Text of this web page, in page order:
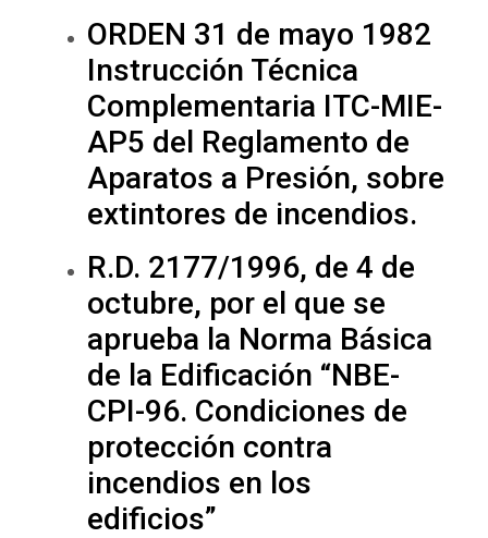
ORDEN 31 de mayo 1982
Instrucción Técnica
Complementaria ITC-MIE-
AP5 del Reglamento de
Aparatos a Presión, sobre
extintores de incendios.
R.D. 2177/1996, de 4 de
octubre, por el que se
aprueba la Norma Básica
de la Edificación “NBE-
CPI-96. Condiciones de
protección contra
incendios en los
edificios”